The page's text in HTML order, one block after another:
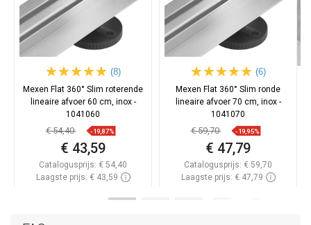
(8)
Mexen Flat 360° Slim roterende
lineaire afvoer 60 cm, inox -
1041060
€ 54,40 -19,87%
€ 43,59
Catalogusprijs: € 54,40
Laagste prijs: € 43,59
(6)
Mexen Flat 360° Slim ronde
lineaire afvoer 70 cm, inox -
1041070
€ 59,70 -19,95%
€ 47,79
Catalogusprijs: € 59,70
Laagste prijs: € 47,79